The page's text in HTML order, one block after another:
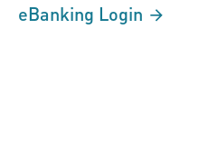
eBanking Login